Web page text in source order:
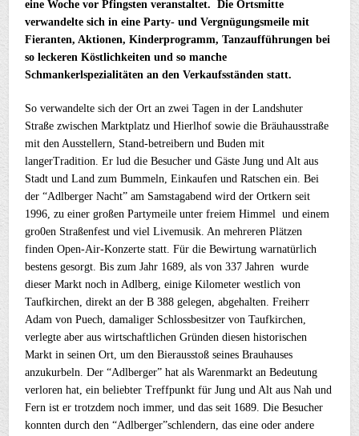
eine Woche vor Pfingsten veranstaltet. Die Ortsmitte
verwandelte sich in eine Party- und Vergnügungsmeile mit
Fieranten, Aktionen, Kinderprogramm, Tanzaufführungen bei
so leckeren Köstlichkeiten und so manche
Schmankerlspezialitäten an den Verkaufsständen statt.
So verwandelte sich der Ort an zwei Tagen in der Landshuter
Straße zwischen Marktplatz und Hierlhof sowie die Bräuhausstraße
mit den Ausstellern, Stand-betreibern und Buden mit
langerTradition. Er lud die Besucher und Gäste Jung und Alt aus
Stadt und Land zum Bummeln, Einkaufen und Ratschen ein. Bei
der “Adlberger Nacht” am Samstagabend wird der Ortkern seit
1996, zu einer großen Partymeile unter freiem Himmel und einem
gro0en Straßenfest und viel Livemusik. An mehreren Plätzen
finden Open-Air-Konzerte statt. Für die Bewirtung warnatürlich
bestens gesorgt. Bis zum Jahr 1689, als von 337 Jahren wurde
dieser Markt noch in Adlberg, einige Kilometer westlich von
Taufkirchen, direkt an der B 388 gelegen, abgehalten. Freiherr
Adam von Puech, damaliger Schlossbesitzer von Taufkirchen,
verlegte aber aus wirtschaftlichen Gründen diesen historischen
Markt in seinen Ort, um den Bierausstoß seines Brauhauses
anzukurbeln. Der “Adlberger” hat als Warenmarkt an Bedeutung
verloren hat, ein beliebter Treffpunkt für Jung und Alt aus Nah und
Fern ist er trotzdem noch immer, und das seit 1689. Die Besucher
konnten durch den “Adlberger”schlendern, das eine oder andere